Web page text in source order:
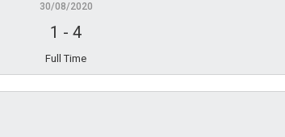
30/08/2020
1 - 4
Full Time